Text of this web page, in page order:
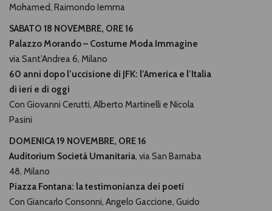
Mohamed, Raimondo Iemma
SABATO 18 NOVEMBRE, ORE 16
Palazzo Morando – Costume Moda Immagine
via Sant’Andrea 6, Milano
60 anni dopo l’uccisione di JFK: l’America e l’Italia
di ieri e di oggi
Con Giovanni Cerutti, Alberto Martinelli e Nicola
Pasini
DOMENICA 19 NOVEMBRE, ORE 16
Auditorium Società Umanitaria, via San Barnaba
48, Milano
Piazza Fontana: la testimonianza dei poeti
Con Giancarlo Consonni, Angelo Gaccione, Guido